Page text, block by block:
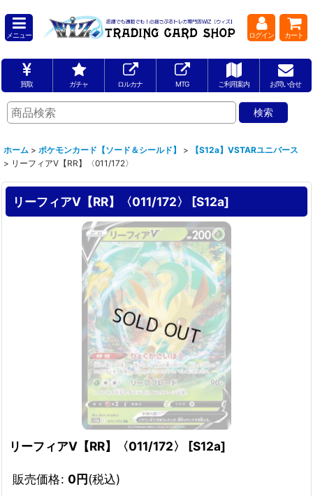
メニュー ログイン カート
買取 ガチャ ロルカナ MTG ご利用案内 お問い合せ
ホーム > ポケモンカード【ソード＆シールド】 >
【S12a】VSTARユニバース
> リーフィアV【RR】〈011/172〉
リーフィアV【RR】〈011/172〉 [S12a]
リーフィアV【RR】〈011/172〉 [S12a]
販売価格: 0円(税込)